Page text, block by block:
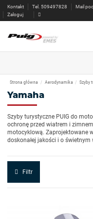
Kontakt Tel. 509497828 Mail
Zaloguj
Strona główna Aerodynamika Szyby
Yamaha
Szyby turystyczne PUIG do
ochronę przed wiatrem i
motocyklową. Zaprojektowane
doskonałej jakości i o
Filtr